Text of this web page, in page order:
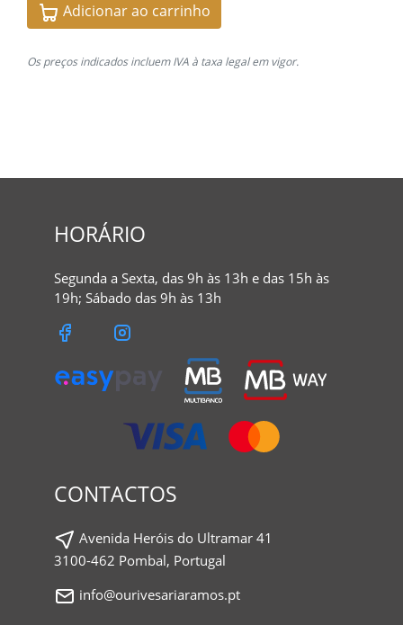
Adicionar ao carrinho
Os preços indicados incluem IVA à taxa legal em vigor.
HORÁRIO
Segunda a Sexta, das 9h às 13h e das 15h às
19h; Sábado das 9h às 13h
CONTACTOS
Avenida Heróis do Ultramar 41
3100-462 Pombal, Portugal
info@ourivesariaramos.pt